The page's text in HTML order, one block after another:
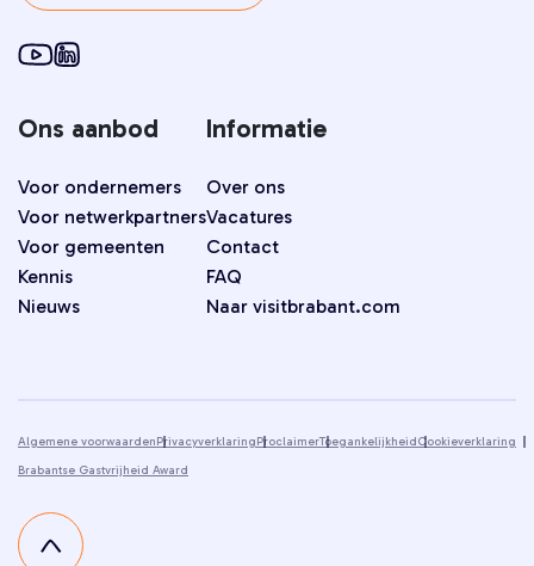
Ons aanbod
Voor ondernemers
Voor netwerkpartners
Voor gemeenten
Kennis
Nieuws
Informatie
Over ons
Vacatures
Contact
FAQ
Naar visitbrabant.com
Algemene voorwaardenPrivacyverklaringProclaimerToegankelijkheidCookieverklaring
Brabantse Gastvrijheid Award